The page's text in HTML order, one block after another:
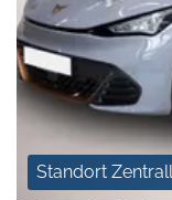
Standort